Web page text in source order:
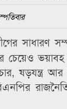
সাধারণ
ভয়াবহ
ষড়যন্ত্র